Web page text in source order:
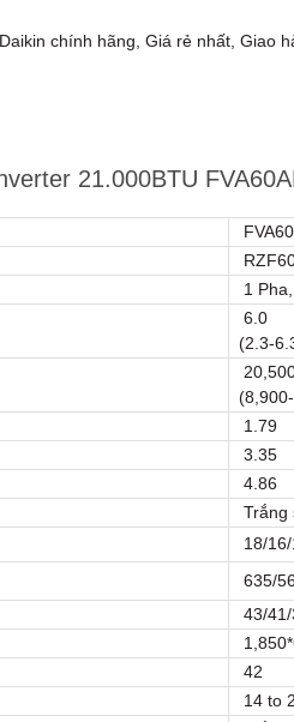
chính hãng, Giá rẻ nhất, Giao
21.000BTU
1
6.0
(2.3-
1.79
3.35
4.86
Trắng
18/
635/
43/41/
42
14 to